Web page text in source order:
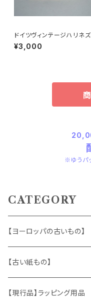
ドイツヴィンテージハリネズ
小皿b
¥3,000
※ゆうパ
CATEGORY
【ヨーロッパの古いもの】
ヴィンテージアクセサリー
おもちゃ、ぬいぐるみ
【古い紙もの】
切手、FDC
【現行品】ラッピング用品